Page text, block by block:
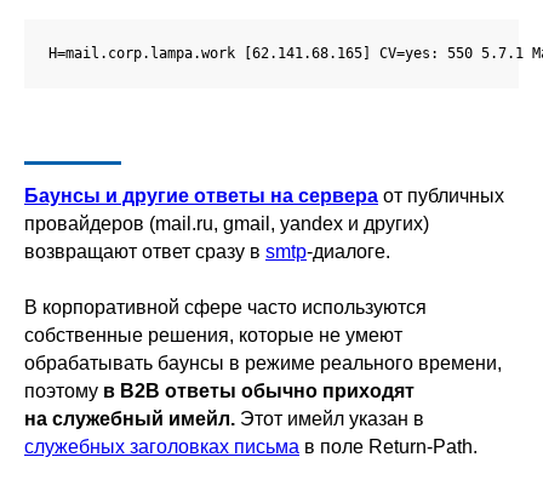
H=mail.corp.lampa.work [62.141.68.165] CV=yes: 550 5.7.1
Баунсы и другие ответы на сервера от публичных
провайдеров (mail.ru, gmail, yandex и других)
возвращают ответ сразу в smtp-диалоге.
В корпоративной сфере часто используются
собственные решения, которые не умеют
обрабатывать баунсы в режиме реального времени,
поэтому в B2B ответы обычно приходят
на служебный имейл. Этот имейл указан в
служебных заголовках письма в поле Return-Path.